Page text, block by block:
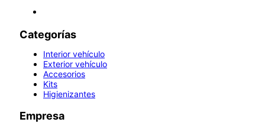
Categorías
Interior vehículo
Exterior vehículo
Accesorios
Kits
Higienizantes
Empresa